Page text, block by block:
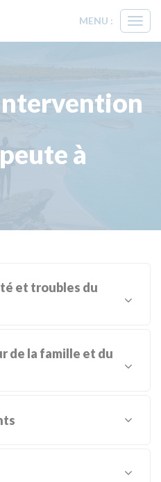
MENU :
à
et troubles du
de la famille et du